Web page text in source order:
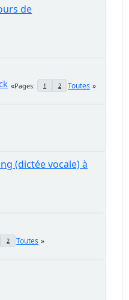
de
Pages 1 2 Toutes
(dictée vocale) à
2 Toutes